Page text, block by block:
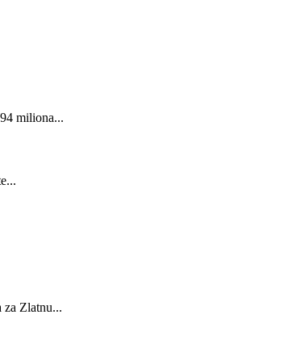
miliona...
za Zlatnu...